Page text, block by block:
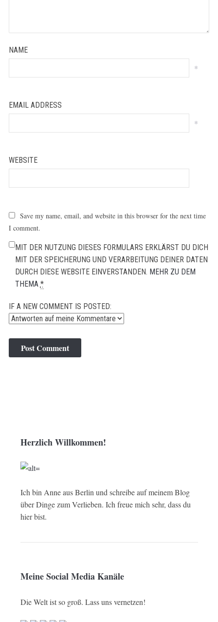
NAME
*
EMAIL ADDRESS
*
WEBSITE
Save my name, email, and website in this browser for the next time
I comment.
MIT DER NUTZUNG DIESES FORMULARS ERKLÄRST DU DICH
MIT DER SPEICHERUNG UND VERARBEITUNG DEINER DATEN
DURCH DIESE WEBSITE EINVERSTANDEN. MEHR ZU DEM
THEMA *
IF A NEW COMMENT IS POSTED:
Herzlich Willkommen!
Ich bin Anne aus Berlin und schreibe auf meinem Blog
über Dinge zum Verlieben. Ich freue mich sehr, dass du
hier bist.
Meine Social Media Kanäle
Die Welt ist so groß. Lass uns vernetzen!